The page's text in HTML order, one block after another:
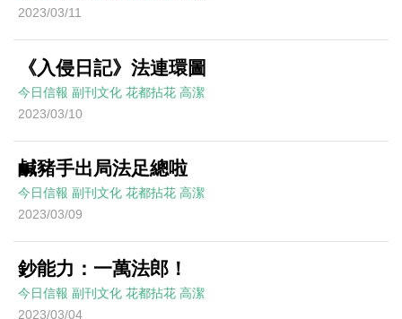
2023/03/11
《入侵日記》法連環圖
今日信報 副刊文化 花都拈花 高潔
2023/03/10
鹹豬手出局法足總啦
今日信報 副刊文化 花都拈花 高潔
2023/03/09
鈔能力：一萬法郎！
今日信報 副刊文化 花都拈花 高潔
2023/03/04